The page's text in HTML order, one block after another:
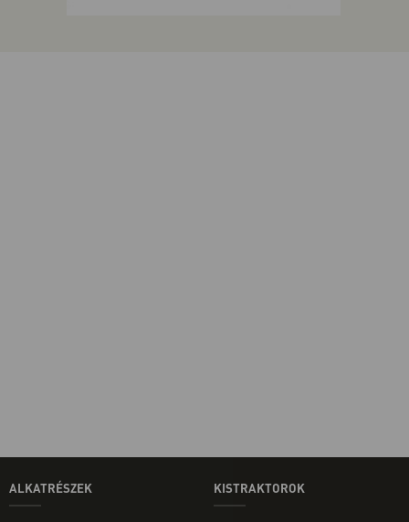
ALKATRÉSZEK KISTRAKTOROK